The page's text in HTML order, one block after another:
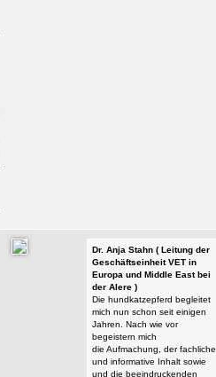
Dr. Anja Stahn ( Leitung der
Geschäftseinheit VET in
Europa und Middle East bei
der Alere )
Die hundkatzepferd begleitet
mich nun schon seit einigen
Jahren. Nach wie vor
begeistern mich
die Aufmachung, der fachliche
und informative Inhalt sowie
und die beeindruckenden